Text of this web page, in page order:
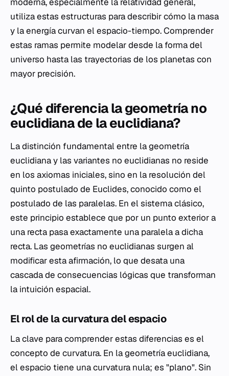
utiliza estas estructuras para describir cómo la masa
y la energía curvan el espacio-tiempo. Comprender
estas ramas permite modelar desde la forma del
universo hasta las trayectorias de los planetas con
mayor precisión.
¿Qué diferencia la geometría no
euclidiana de la euclidiana?
La distinción fundamental entre la geometría
euclidiana y las variantes no euclidianas no reside
en los axiomas iniciales, sino en la resolución del
quinto postulado de Euclides, conocido como el
postulado de las paralelas. En el sistema clásico,
este principio establece que por un punto exterior a
una recta pasa exactamente una paralela a dicha
recta. Las geometrías no euclidianas surgen al
modificar esta afirmación, lo que desata una
cascada de consecuencias lógicas que transforman
la intuición espacial.
El rol de la curvatura del espacio
La clave para comprender estas diferencias es el
concepto de curvatura. En la geometría euclidiana,
el espacio tiene una curvatura nula; es "plano". Sin